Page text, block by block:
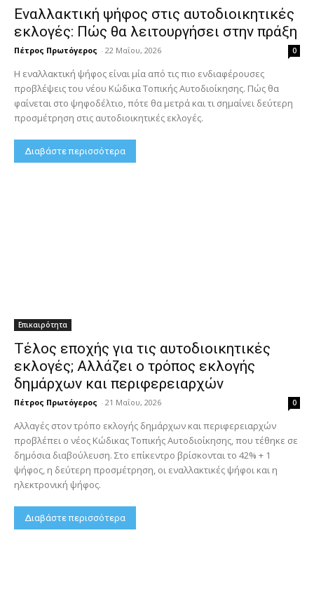
Εναλλακτική ψήφος στις αυτοδιοικητικές
εκλογές: Πώς θα λειτουργήσει στην πράξη
Πέτρος Πρωτόγερος - 22 Μαΐου, 2026 0
Η εναλλακτική ψήφος είναι μία από τις πιο ενδιαφέρουσες
προβλέψεις του νέου Κώδικα Τοπικής Αυτοδιοίκησης. Πώς θα
φαίνεται στο ψηφοδέλτιο, πότε θα μετρά και τι σημαίνει δεύτερη
προσμέτρηση στις αυτοδιοικητικές εκλογές.
Διαβάστε περισσότερα
Επικαιρότητα
Τέλος εποχής για τις αυτοδιοικητικές
εκλογές; Αλλάζει ο τρόπος εκλογής
δημάρχων και περιφερειαρχών
Πέτρος Πρωτόγερος - 21 Μαΐου, 2026 0
Αλλαγές στον τρόπο εκλογής δημάρχων και περιφερειαρχών
προβλέπει ο νέος Κώδικας Τοπικής Αυτοδιοίκησης, που τέθηκε σε
δημόσια διαβούλευση. Στο επίκεντρο βρίσκονται το 42% + 1
ψήφος, η δεύτερη προσμέτρηση, οι εναλλακτικές ψήφοι και η
ηλεκτρονική ψήφος.
Διαβάστε περισσότερα